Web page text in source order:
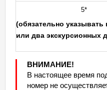
5*
(обязательно
или два экскурсионных
ВНИМАНИЕ!
В настоящее время
номер не